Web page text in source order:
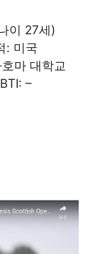
이 27세)
: 미국
마 대학교
–